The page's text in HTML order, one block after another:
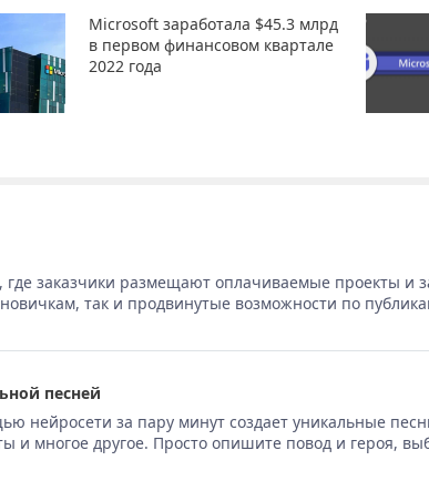
Microsoft заработала $45.3 млрд
в первом финансовом квартале
2022 года
, где заказчики размещают оплачиваемые проекты и
так и продвинутые возможности по
песней
нейросети за пару минут создает уникальные
и многое другое. Просто опишите повод и героя,